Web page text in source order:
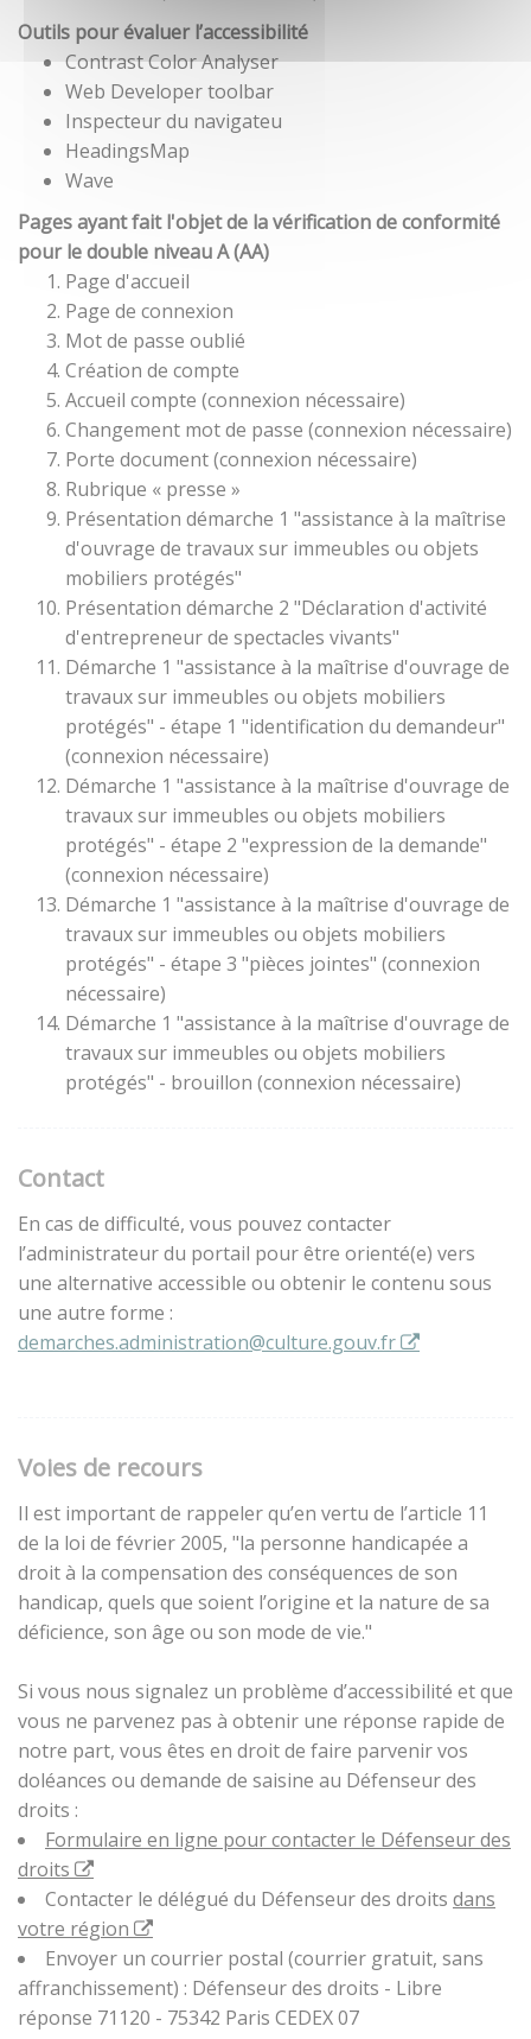
Outils pour évaluer l’accessibilité
Contrast Color Analyser
Web Developer toolbar
Inspecteur du navigateu
HeadingsMap
Wave
Pages ayant fait l'objet de la vérification de conformité
pour le double niveau A (AA)
Page d'accueil
Page de connexion
Mot de passe oublié
Création de compte
Accueil compte (connexion nécessaire)
Changement mot de passe (connexion nécessaire)
Porte document (connexion nécessaire)
Rubrique « presse »
Présentation démarche 1 "assistance à la maîtrise
d'ouvrage de travaux sur immeubles ou objets
mobiliers protégés"
Présentation démarche 2 "Déclaration d'activité
d'entrepreneur de spectacles vivants"
Démarche 1 "assistance à la maîtrise d'ouvrage de
travaux sur immeubles ou objets mobiliers
protégés" - étape 1 "identification du demandeur"
(connexion nécessaire)
Démarche 1 "assistance à la maîtrise d'ouvrage de
travaux sur immeubles ou objets mobiliers
protégés" - étape 2 "expression de la demande"
(connexion nécessaire)
Démarche 1 "assistance à la maîtrise d'ouvrage de
travaux sur immeubles ou objets mobiliers
protégés" - étape 3 "pièces jointes" (connexion
nécessaire)
Démarche 1 "assistance à la maîtrise d'ouvrage de
travaux sur immeubles ou objets mobiliers
protégés" - brouillon (connexion nécessaire)
Contact
En cas de difficulté, vous pouvez contacter
l’administrateur du portail pour être orienté(e) vers
une alternative accessible ou obtenir le contenu sous
une autre forme :
demarches.administration@culture.gouv.fr
Voies de recours
Il est important de rappeler qu’en vertu de l’article 11
de la loi de février 2005, "la personne handicapée a
droit à la compensation des conséquences de son
handicap, quels que soient l’origine et la nature de sa
déficience, son âge ou son mode de vie."
Si vous nous signalez un problème d’accessibilité et que
vous ne parvenez pas à obtenir une réponse rapide de
notre part, vous êtes en droit de faire parvenir vos
doléances ou demande de saisine au Défenseur des
droits :
Formulaire en ligne pour contacter le Défenseur des
droits
Contacter le délégué du Défenseur des droits dans
votre région
Envoyer un courrier postal (courrier gratuit, sans
affranchissement) : Défenseur des droits - Libre
réponse 71120 - 75342 Paris CEDEX 07